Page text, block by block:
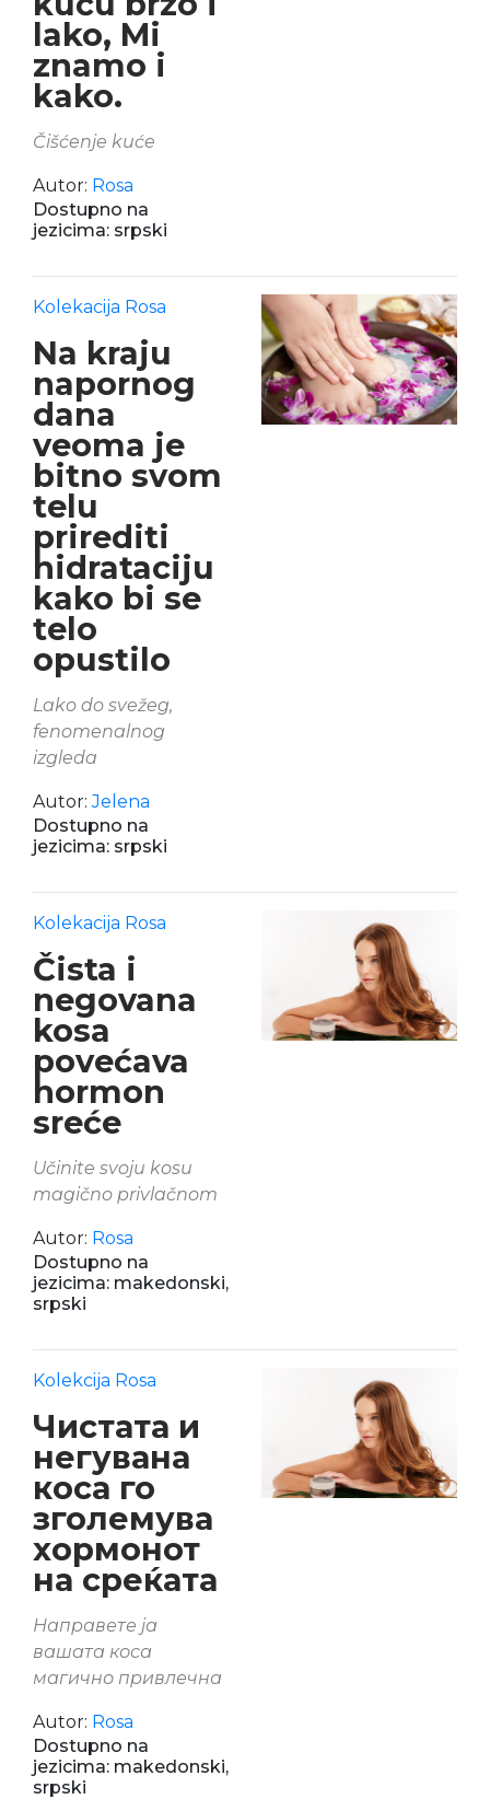
lako, Mi
znamo i
kako.
Čišćenje kuće
Autor: Rosa
Dostupno na
jezicima: srpski
Kolekacija Rosa
Na kraju
napornog
dana
veoma je
bitno svom
telu
prirediti
hidrataciju
kako bi se
telo
opustilo
Lako do svežeg,
fenomenalnog
izgleda
Autor:Jelena
Dostupno na
jezicima: srpski
Kolekacija Rosa
Čista i
negovana
kosa
povećava
hormon
sreće
Učinite svoju kosu
magično privlačnom
Autor: Rosa
Dostupno na
jezicima: makedonski,
srpski
Kolekcija Rosa
Чистата и
негувана
коса го
зголемува
хормонот
на среќата
Направете ја
вашата коса
магично привлечна
Autor: Rosa
Dostupno na
jezicima: makedonski,
srpski